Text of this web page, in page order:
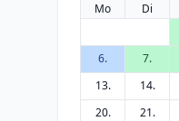
Mo Di
6.
7.
13.
14.
20.
21.